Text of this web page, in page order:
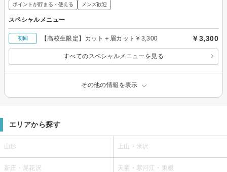
ポイントが貯まる・使える メンズ歓迎
スペシャルメニュー
初回 【高校生限定】カット＋眉カット￥3,300 ￥3,300
すべてのスペシャルメニューを見る
その他の情報を表示
エリアから探す
山形 上山・米沢
新庄・尾花沢 天童・寒河江・東根